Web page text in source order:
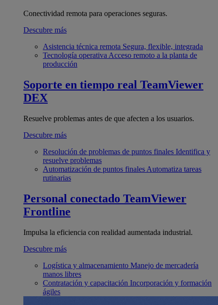
Conectividad remota para operaciones seguras.
Descubre más
Asistencia técnica remota Segura, flexible, integrada
Tecnología operativa Acceso remoto a la planta de
producción
Soporte en tiempo real TeamViewer
DEX
Resuelve problemas antes de que afecten a los usuarios.
Descubre más
Resolución de problemas de puntos finales Identifica y
resuelve problemas
Automatización de puntos finales Automatiza tareas
rutinarias
Personal conectado TeamViewer
Frontline
Impulsa la eficiencia con realidad aumentada industrial.
Descubre más
Logística y almacenamiento Manejo de mercadería
manos libres
Contratación y capacitación Incorporación y formación
ágiles